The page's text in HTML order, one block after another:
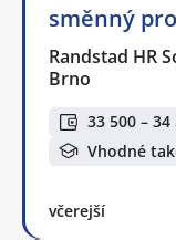
směnný
Randstad HR
Brno
33 500 – 34
Vhodné
včerejší